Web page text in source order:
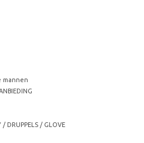
mannen
/ DRUPPELS / GLOVE